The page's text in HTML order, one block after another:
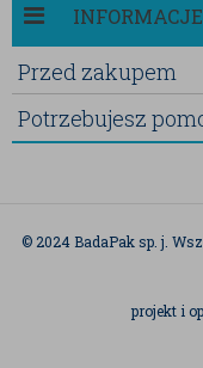
Przed zakupem
Potrzebujesz
© 2024 BadaPak sp. j.
projekt i